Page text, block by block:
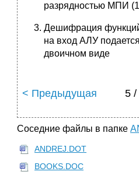
разрядностью МПИ
Дешифрация функций
на вход АЛУ
двоичном виде
< Предыдущая 5 /
Соседние файлы в папке
ANDREJ.DOT
BOOKS.DOC